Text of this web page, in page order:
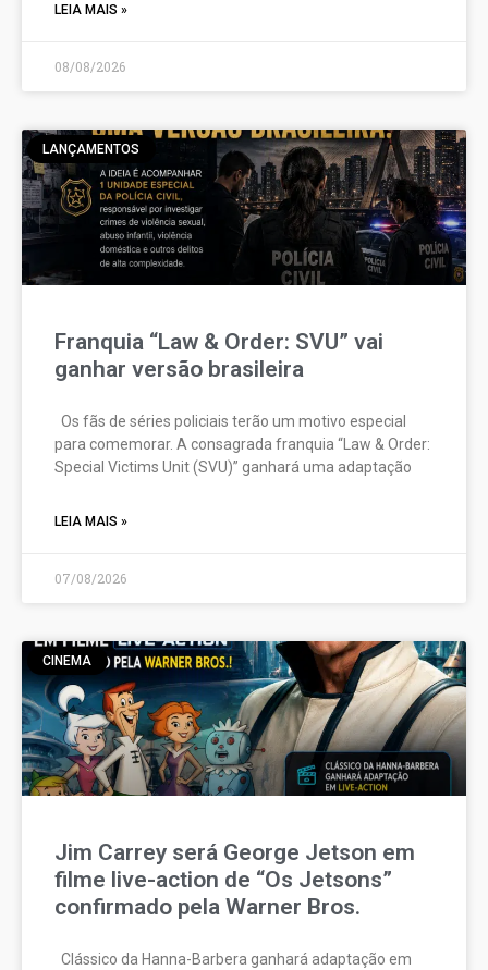
LEIA MAIS »
08/08/2026
LANÇAMENTOS
Franquia “Law & Order: SVU” vai
ganhar versão brasileira
Os fãs de séries policiais terão um motivo especial
para comemorar. A consagrada franquia “Law & Order:
Special Victims Unit (SVU)” ganhará uma adaptação
LEIA MAIS »
07/08/2026
CINEMA
Jim Carrey será George Jetson em
filme live-action de “Os Jetsons”
confirmado pela Warner Bros.
Clássico da Hanna-Barbera ganhará adaptação em